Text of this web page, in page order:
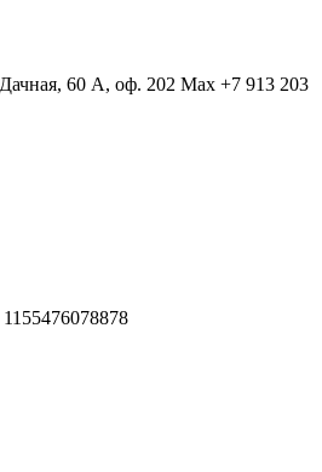
60 А, оф. 202 Max +7 913 203